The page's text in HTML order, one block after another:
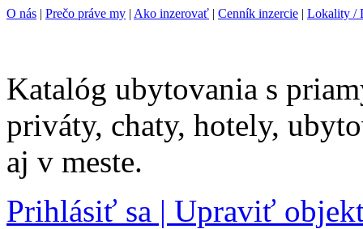
O nás | Prečo práve my | Ako inzerovať | Cenník inzercie | Lokality /
Katalóg ubytovania s
priváty, chaty, hotely,
aj v meste.
Prihlásiť sa | Upraviť